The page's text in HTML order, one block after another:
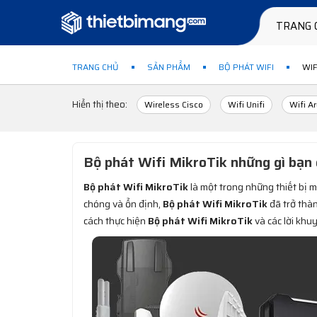
TRANG
TRANG CHỦ SẢN PHẨM BỘ PHÁT WIFI
Hiển thị theo: Wireless Cisco Wifi Unifi Wifi
Bộ phát Wifi MikroTik những gì bạn
Bộ phát Wifi MikroTiklà một trong những thiết bị
chóng và ổn định, Bộ phát Wifi MikroTikđã trở
cách thực hiện Bộ phát Wifi MikroTikvà các lời